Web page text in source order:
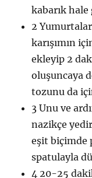
kabarık hale
2
karışımın
ekleyip 2
oluşuncaya
tozunu da
3 Unu ve
nazikçe
eşit biçimde
spatulayla
4 20-25